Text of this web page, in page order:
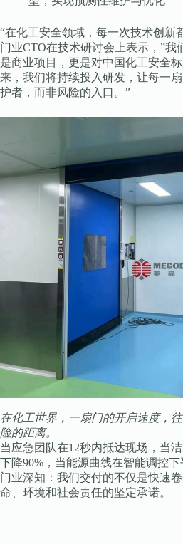
“在化工安全领域，每一次技术创新
门业CTO在技术研讨会上表示，”我
是商业项目，更是对中国化工安全
来，我们将持续投入研发，让每一
护者，而非风险的入口。”
在化工世界，一扇门的开启速度，
险的距离。
当应急团队在12秒内抵达现场，当
下降90%，当能源曲线在智能调控
门业深知：我们交付的不仅是快速
命、环境和社会责任的坚定承诺。